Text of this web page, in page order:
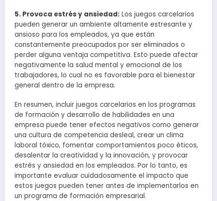
5. Provoca estrés y ansiedad: Los juegos carcelarios
pueden generar un ambiente altamente estresante y
ansioso para los empleados, ya que están
constantemente preocupados por ser eliminados o
perder alguna ventaja competitiva. Esto puede afectar
negativamente la salud mental y emocional de los
trabajadores, lo cual no es favorable para el bienestar
general dentro de la empresa.
En resumen, incluir juegos carcelarios en los programas
de formación y desarrollo de habilidades en una
empresa puede tener efectos negativos como generar
una cultura de competencia desleal, crear un clima
laboral tóxico, fomentar comportamientos poco éticos,
desalentar la creatividad y la innovación, y provocar
estrés y ansiedad en los empleados. Por lo tanto, es
importante evaluar cuidadosamente el impacto que
estos juegos pueden tener antes de implementarlos en
un programa de formación empresarial.